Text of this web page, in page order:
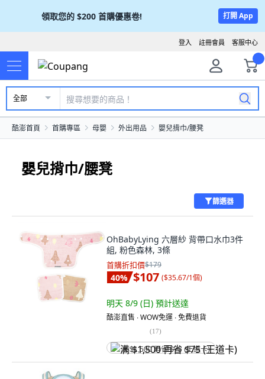
領取您的 $200 首購優惠卷! 打開 App
客服中心
註冊會員
登入
全部
酷澎首頁 首購專區 母嬰 外出用品 嬰兒揹巾/腰凳
嬰兒揹巾/腰凳
篩選器
OhBabyLying 六層紗 背帶口水巾3件
組, 粉色森林, 3條
首購折扣價$179
40% $107 ($35.67/1個)
明天 8/9 (日) 預計送達
酷澎直售 ∙ WOW免運 ∙ 免費退貨
(17)
满 $1,500 再省 $75 (王道卡)